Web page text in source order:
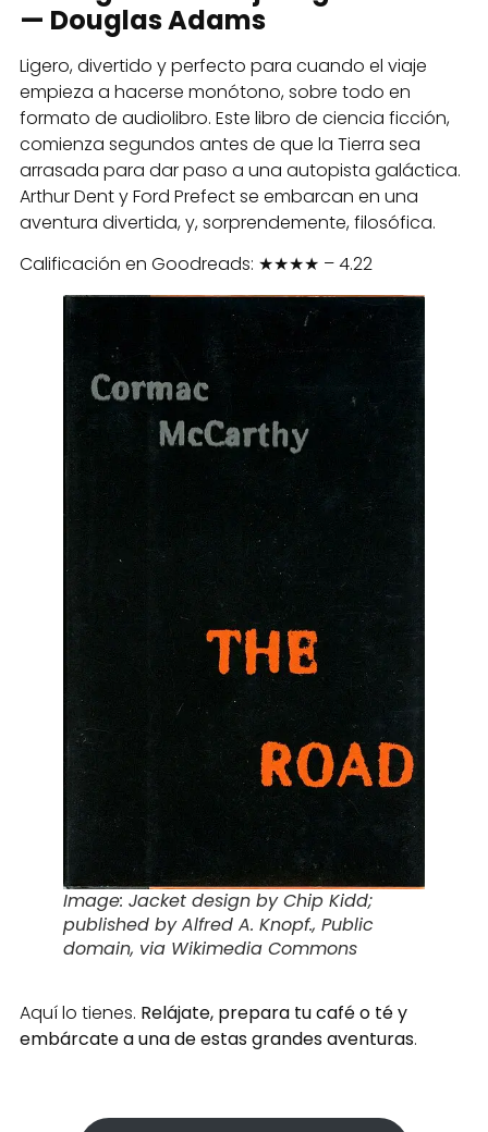
— Douglas Adams
Ligero, divertido y perfecto para cuando el viaje
empieza a hacerse monótono, sobre todo en
formato de audiolibro. Este libro de ciencia ficción,
comienza segundos antes de que la Tierra sea
arrasada para dar paso a una autopista galáctica.
Arthur Dent y Ford Prefect se embarcan en una
aventura divertida, y, sorprendemente, filosófica.
Calificación en Goodreads: ★★★★ – 4.22
Image: Jacket design by Chip Kidd;
published by Alfred A. Knopf., Public
domain, via Wikimedia Commons
Aquí lo tienes. Relájate, prepara tu café o té y
embárcate a una de estas grandes aventuras.